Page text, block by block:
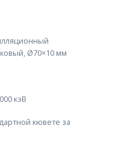
Ø70×10 мм
кэВ
кювете за